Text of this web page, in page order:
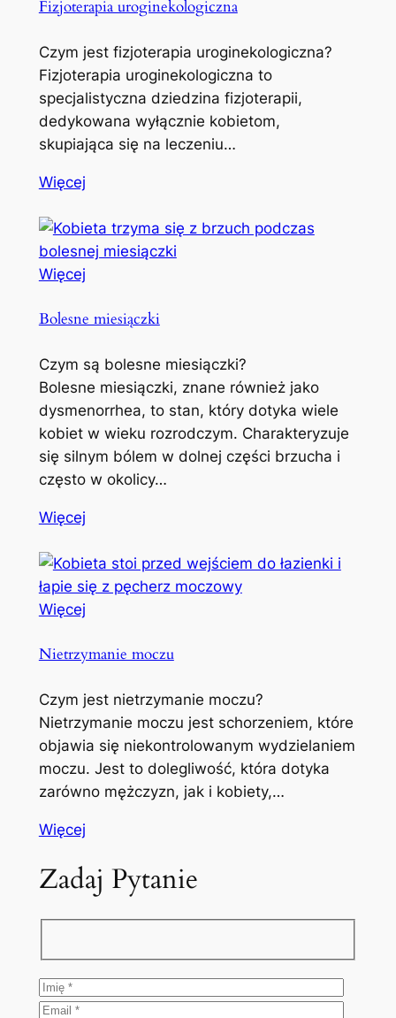
Fizjoterapia uroginekologiczna
Czym jest fizjoterapia uroginekologiczna?
Fizjoterapia uroginekologiczna to
specjalistyczna dziedzina fizjoterapii,
dedykowana wyłącznie kobietom,
skupiająca się na leczeniu…
Więcej
Więcej
Bolesne miesiączki
Czym są bolesne miesiączki?
Bolesne miesiączki, znane również jako
dysmenorrhea, to stan, który dotyka wiele
kobiet w wieku rozrodczym. Charakteryzuje
się silnym bólem w dolnej części brzucha i
często w okolicy…
Więcej
Więcej
Nietrzymanie moczu
Czym jest nietrzymanie moczu?
Nietrzymanie moczu jest schorzeniem, które
objawia się niekontrolowanym wydzielaniem
moczu. Jest to dolegliwość, która dotyka
zarówno mężczyzn, jak i kobiety,…
Więcej
Zadaj Pytanie